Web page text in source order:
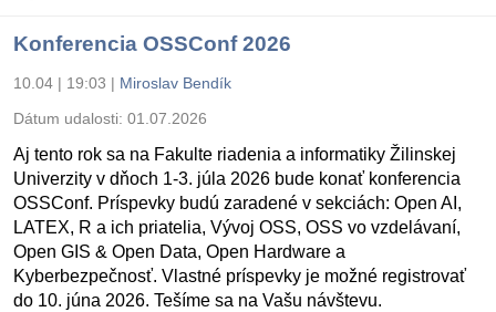
Konferencia OSSConf 2026
10.04 | 19:03 | Miroslav Bendík
Dátum udalosti: 01.07.2026
Aj tento rok sa na Fakulte riadenia a informatiky Žilinskej
Univerzity v dňoch 1-3. júla 2026 bude konať konferencia
OSSConf. Príspevky budú zaradené v sekciách: Open AI,
LATEX, R a ich priatelia, Vývoj OSS, OSS vo vzdelávaní,
Open GIS & Open Data, Open Hardware a
Kyberbezpečnosť. Vlastné príspevky je možné registrovať
do 10. júna 2026. Tešíme sa na Vašu návštevu.